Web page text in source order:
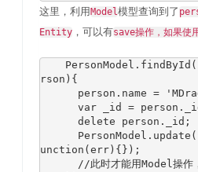
这里，利用Model模型查询到了
Entity ，可以有save操作，如果使
PersonModel . findById (
rson ){
      person
. name =
var _id = person .
delete person . _id ;
PersonModel . update
unction ( err ){});
//此时才能用Model操作